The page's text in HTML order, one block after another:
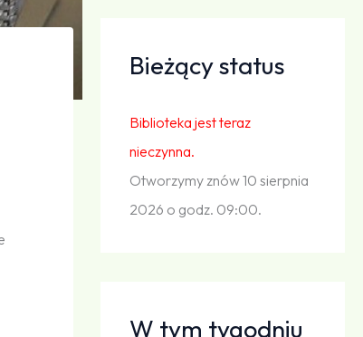
Bieżący status
Biblioteka jest teraz
nieczynna.
Otworzymy znów 10 sierpnia
2026 o godz. 09:00.
W tym tygodniu